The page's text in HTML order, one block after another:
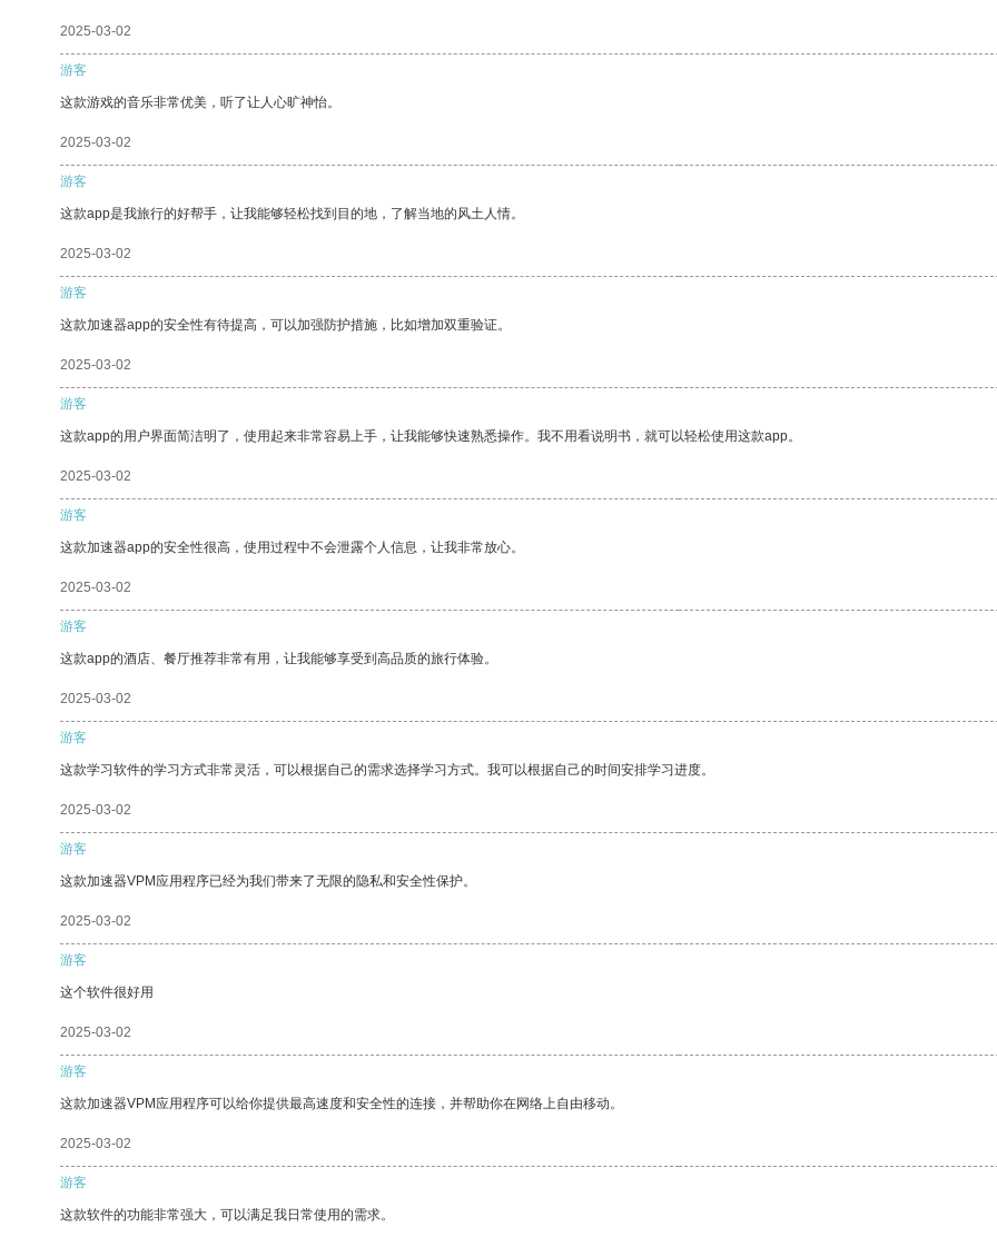
2025-03-02
游客
这款游戏的音乐非常优美，听了让人心旷神怡。
2025-03-02
游客
这款app是我旅行的好帮手，让我能够轻松找到目的地，了解当地的风土人情。
2025-03-02
游客
这款加速器app的安全性有待提高，可以加强防护措施，比如增加双重验证。
2025-03-02
游客
这款app的用户界面简洁明了，使用起来非常容易上手，让我能够快速熟悉操作。我不用看说明书，就可以轻松使用这款app。
2025-03-02
游客
这款加速器app的安全性很高，使用过程中不会泄露个人信息，让我非常放心。
2025-03-02
游客
这款app的酒店、餐厅推荐非常有用，让我能够享受到高品质的旅行体验。
2025-03-02
游客
这款学习软件的学习方式非常灵活，可以根据自己的需求选择学习方式。我可以根据自己的时间安排学习进度。
2025-03-02
游客
这款加速器VPM应用程序已经为我们带来了无限的隐私和安全性保护。
2025-03-02
游客
这个软件很好用
2025-03-02
游客
这款加速器VPM应用程序可以给你提供最高速度和安全性的连接，并帮助你在网络上自由移动。
2025-03-02
游客
这款软件的功能非常强大，可以满足我日常使用的需求。